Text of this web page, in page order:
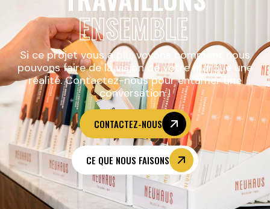
ENSEMBLE
Si ce projet vous a plu, voyons comment nous
pouvons faire de la vision de votre marque une
réalité. Contactez-nous pour entamer une
conversation !
CONTACTEZ-NOUS
CE QUE NOUS FAISONS